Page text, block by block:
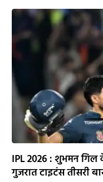
IPL 2026 : शुभमन
गुजरात टाइटंस तीसरी